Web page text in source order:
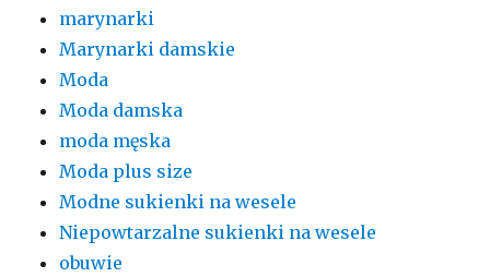
marynarki
Marynarki damskie
Moda
Moda damska
moda męska
Moda plus size
Modne sukienki na wesele
Niepowtarzalne sukienki na wesele
obuwie